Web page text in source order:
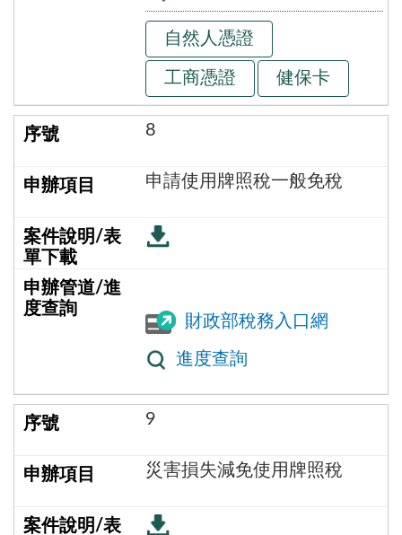
自然人憑證
工商憑證 健保卡
8
申請使用牌照稅一般免稅
財政部稅務入口網
進度查詢
9
災害損失減免使用牌照稅